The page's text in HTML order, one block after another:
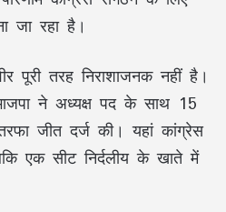
जा रहा है।
पूरी तरह निराशाजनक नहीं है।
ने अध्यक्ष पद के साथ 15
जीत दर्ज की। यहां कांग्रेस
एक सीट निर्दलीय के खाते में